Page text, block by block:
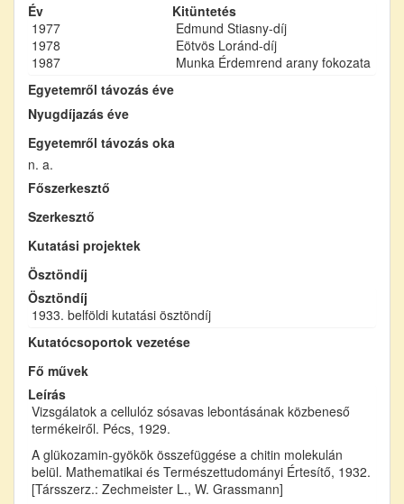
Év
Kitüntetés
1977
Edmund Stiasny-díj
1978
Eötvös Loránd-díj
1987
Munka Érdemrend arany fokozata
Egyetemről távozás éve
Nyugdíjazás éve
Egyetemről távozás oka
n. a.
Főszerkesztő
Szerkesztő
Kutatási projektek
Ösztöndíj
Ösztöndíj
1933. belföldi kutatási ösztöndíj
Kutatócsoportok vezetése
Fő művek
Leírás
Vizsgálatok a cellulóz sósavas lebontásának közbeneső
termékeiről. Pécs, 1929.
A glükozamin-gyökök összefüggése a chitin molekulán
belül. Mathematikai és Természettudományi Értesítő, 1932.
[Társszerz.: Zechmeister L., W. Grassmann]